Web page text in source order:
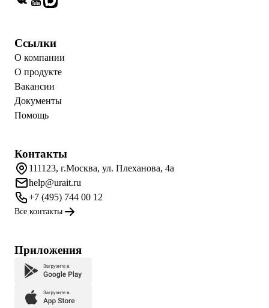
Ссылки
О компании
О продукте
Вакансии
Документы
Помощь
Контакты
111123, г.Москва, ул. Плеханова, 4а
help@urait.ru
+7 (495) 744 00 12
Все контакты
Приложения